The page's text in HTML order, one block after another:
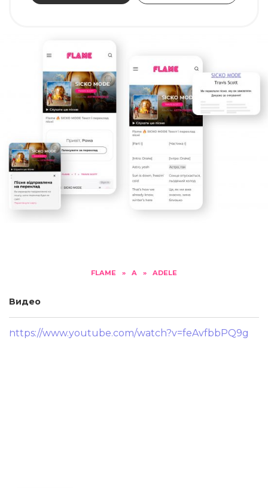
FLAME » A » ADELE
Видео
https://www.youtube.com/watch?v=feAvfbbPQ9g